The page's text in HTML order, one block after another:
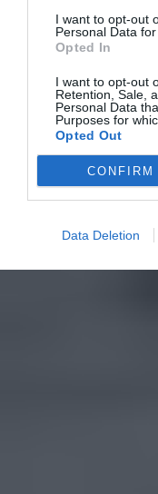
I want to opt-out
Personal Data
Opted In
I want to opt-out
Retention, Sale,
Personal Data
Purposes for
Opted Out
CONFIRM
Data Deletion